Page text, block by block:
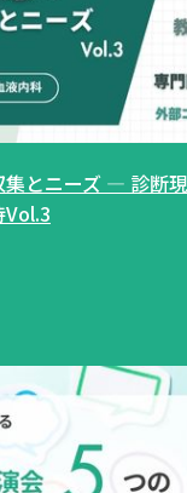
とニーズ ― 診断
Vol.3